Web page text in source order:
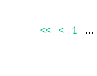
<< < 1 ...